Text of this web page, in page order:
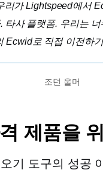
리가 Lightspeed에서
타사플랫폼. 우리는 너
Ecwid로 직접 이전하
조던 울머
제품을
기 도구의 성공